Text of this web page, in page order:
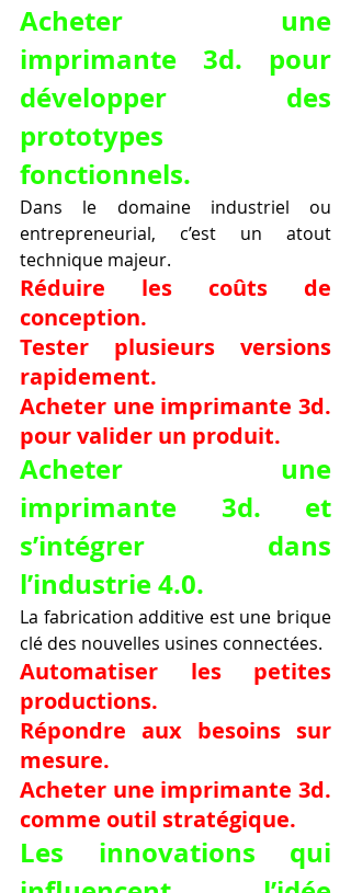
Acheter une
imprimante 3d. pour
développer des
prototypes
fonctionnels.
Dans le domaine industriel ou
entrepreneurial, c’est un atout
technique majeur.
Réduire les coûts de
conception.
Tester plusieurs versions
rapidement.
Acheter une imprimante 3d.
pour valider un produit.
Acheter une
imprimante 3d. et
s’intégrer dans
l’industrie 4.0.
La fabrication additive est une brique
clé des nouvelles usines connectées.
Automatiser les petites
productions.
Répondre aux besoins sur
mesure.
Acheter une imprimante 3d.
comme outil stratégique.
Les innovations qui